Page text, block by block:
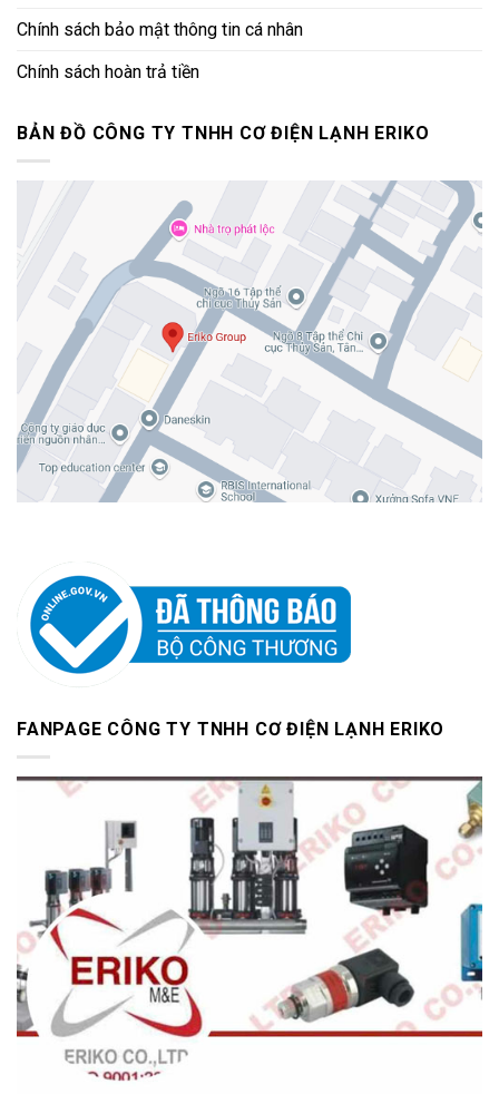
Chính sách bảo mật thông tin cá nhân
Chính sách hoàn trả tiền
BẢN ĐỒ CÔNG TY TNHH CƠ ĐIỆN LẠNH ERIKO
FANPAGE CÔNG TY TNHH CƠ ĐIỆN LẠNH ERIKO